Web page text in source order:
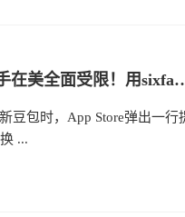
海外用不了豆包怎么办？字节跳动AI助
豆包时，App Store弹出一行
...